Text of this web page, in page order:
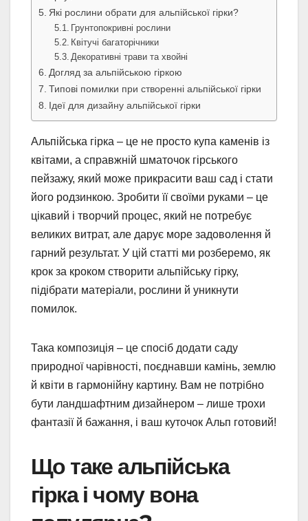
Які рослини обрати для альпійської гірки?
Грунтопокривні рослини
Квітучі багаторічники
Декоративні трави та хвойні
Догляд за альпійською гіркою
Типові помилки при створенні альпійської гірки
Ідеї для дизайну альпійської гірки
Альпійська гірка – це не просто купа каменів із
квітами, а справжній шматочок гірського
пейзажу, який може прикрасити ваш сад і стати
його родзинкою. Зробити її своїми руками – це
цікавий і творчий процес, який не потребує
великих витрат, але дарує море задоволення й
гарний результат. У цій статті ми розберемо, як
крок за кроком створити альпійську гірку,
підібрати матеріали, рослини й уникнути
помилок.
Така композиція – це спосіб додати саду
природної чарівності, поєднавши камінь, землю
й квіти в гармонійну картину. Вам не потрібно
бути ландшафтним дизайнером – лише трохи
фантазії й бажання, і ваш куточок Альп готовий!
Що таке альпійська
гірка і чому вона